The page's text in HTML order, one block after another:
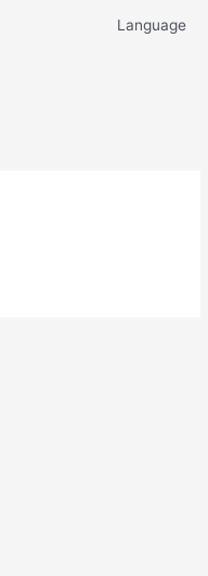
Language